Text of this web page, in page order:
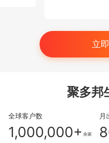
立
聚多邦
全球客户数
1,000,000+ 余家
月